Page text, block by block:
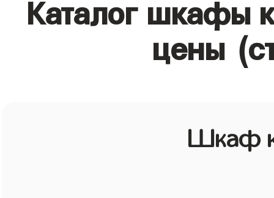
Каталог шкафы
цены
Шкаф